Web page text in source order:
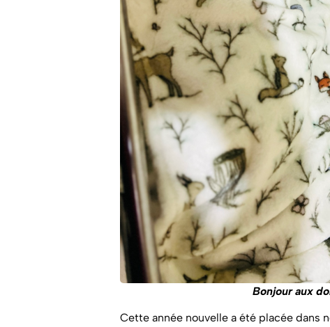
Bonjour aux
Cette année nouvelle a été placée dans